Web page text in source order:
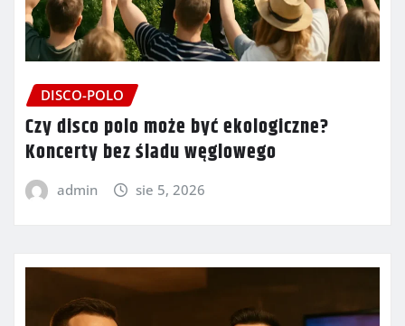
DISCO-POLO
Czy disco polo może być ekologiczne?
Koncerty bez śladu węglowego
admin sie 5, 2026